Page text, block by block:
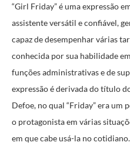
“Girl Friday” é uma expressão
assistente versátil e confiável,
capaz de desempenhar várias
conhecida por sua habilidade
funções administrativas e de
expressão é derivada do título
Defoe, no qual “Friday” era um
o protagonista em várias
em que cabe usá-la no cotidiano.